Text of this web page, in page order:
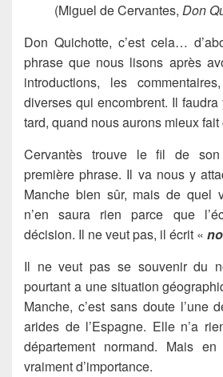
(Miguel de Cervantes, Don
Don Quichotte, c’est cela…
phrase que nous lisons après
introductions, les
diverses qui encombrent. Il
tard, quand nous aurons mieux
Cervantès trouve le fil de
première phrase. Il va nous y
Manche bien sûr, mais de quel
n’en saura rien parce que
décision. Il ne veut pas, il écrit «
Il ne veut pas se souvenir du
pourtant a une situation
Manche, c’est sans doute l’une
arides de l’Espagne. Elle n’a
département normand. Mais
vraiment d’importance.